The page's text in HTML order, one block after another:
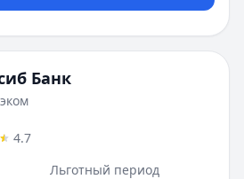
Банк
4.7
Льготный период